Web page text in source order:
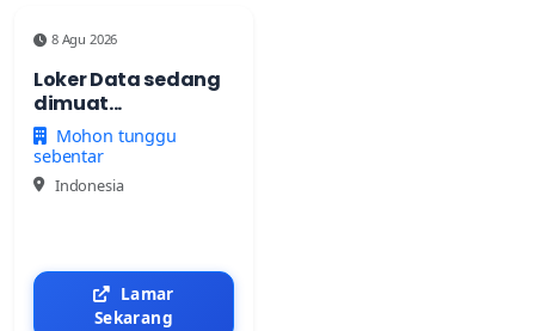
8 Agu 2026
Loker Data sedang
dimuat...
Mohon tunggu
sebentar
Indonesia
Lamar
Sekarang